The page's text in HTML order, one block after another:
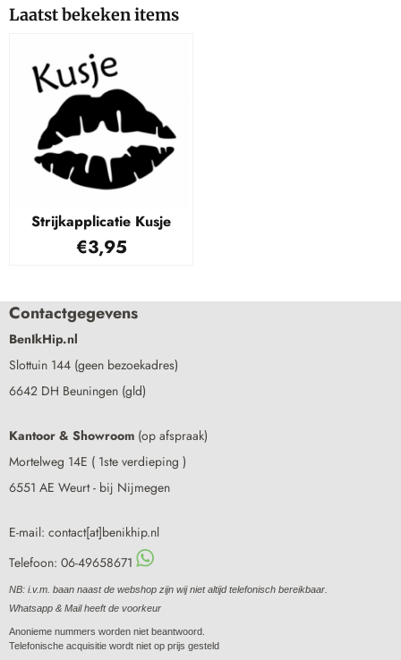
Laatst bekeken items
Strijkapplicatie Kusje
€3,95
Contactgegevens
BenIkHip.nl
Slottuin 144 (geen bezoekadres)
6642 DH Beuningen (gld)
Kantoor & Showroom (op afspraak)
Mortelweg 14E ( 1ste verdieping )
6551 AE Weurt - bij Nijmegen
E-mail: contact[at]benikhip.nl
Telefoon: 06-49658671
NB: i.v.m. baan naast de webshop zijn wij niet altijd telefonisch bereikbaar.
Whatsapp & Mail heeft de voorkeur
Anonieme nummers worden niet beantwoord.
Telefonische acquisitie wordt niet op prijs gesteld